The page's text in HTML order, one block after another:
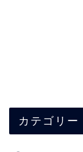
カテゴリー